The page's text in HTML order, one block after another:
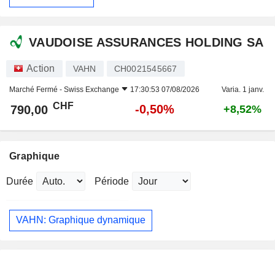
VAUDOISE ASSURANCES HOLDING SA
Action VAHN CH0021545667
Marché Fermé - Swiss Exchange 17:30:53 07/08/2026 Varia. 1 janv.
790,00 CHF -0,50% +8,52%
Graphique
Durée Période
VAHN: Graphique dynamique